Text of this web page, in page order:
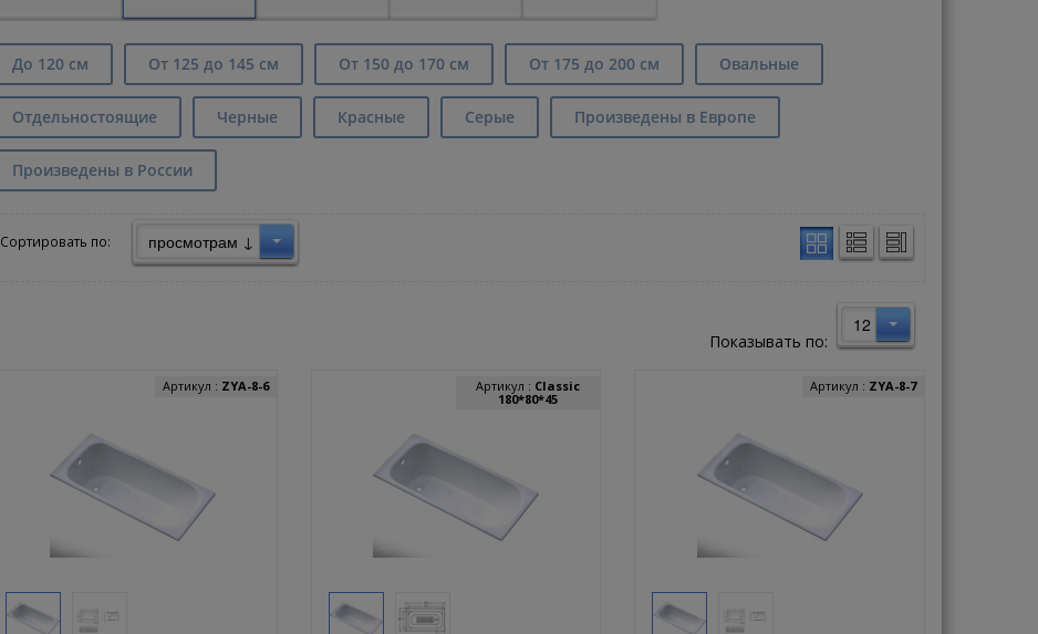
До 120 см От 125 до 145 см От 150 до 170 см От 175 до 200 см Овальные
Отдельностоящие Черные Красные Серые Произведены в Европе
Произведены в России
Сортировать по: просмотрам ↓
Показывать по:
12
Артикул : ZYA-8-6 Артикул : Classic
180*80*45
Артикул : ZYA-8-7